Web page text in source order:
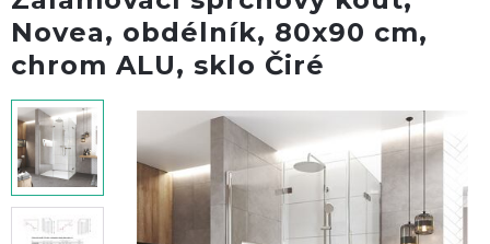
Novea, obdélník, 80x90 cm,
chrom ALU, sklo Čiré